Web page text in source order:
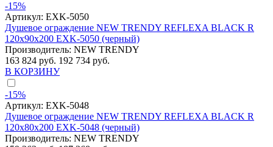
-15%
Артикул: EXK-5050
Душевое ограждение NEW TRENDY REFLEXA BLACK R
120x90x200 EXK-5050 (черный)
Производитель: NEW TRENDY
163 824 руб. 192 734 руб.
В КОРЗИНУ
-15%
Артикул: EXK-5048
Душевое ограждение NEW TRENDY REFLEXA BLACK R
120x80x200 EXK-5048 (черный)
Производитель: NEW TRENDY